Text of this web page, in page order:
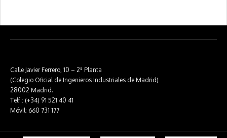
Calle Javier Ferrero, 10 – 2ª Planta
(Colegio Oficial de Ingenieros Industriales de Madrid)
28002 Madrid.
Telf.: (+34) 91 521 40 41
Móvil: 660 731 177